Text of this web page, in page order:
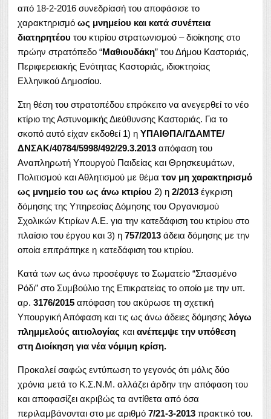
από 18-2-2016 συνεδρίασή του αποφάσισε το
χαρακτηρισμό ως μνημείου και κατά συνέπεια
διατηρητέου του κτιρίου στρατωνισμού – διοίκησης στο
πρώην στρατόπεδο “Μαθιουδάκη” του Δήμου Καστοριάς,
Περιφερειακής Ενότητας Καστοριάς, ιδιοκτησίας
Ελληνικού Δημοσίου.
Στη θέση του στρατοπέδου επρόκειτο να ανεγερθεί το νέο
κτίριο της Αστυνομικής Διεύθυνσης Καστοριάς. Για το
σκοπό αυτό είχαν εκδοθεί 1) η ΥΠΑΙΘΠΑ/ΓΔΑΜΤΕ/
ΔΝΣΑΚ/40784/5998/492/29.3.2013 απόφαση του
Αναπληρωτή Υπουργού Παιδείας και Θρησκευμάτων,
Πολιτισμού και Αθλητισμού με θέμα τον μη χαρακτηρισμό
ως μνημείο του ως άνω κτιρίου 2) η 2/2013 έγκριση
δόμησης της Υπηρεσίας Δόμησης του Οργανισμού
Σχολικών Κτιρίων Α.Ε. για την κατεδάφιση του κτιρίου στο
πλαίσιο του έργου και 3) η 757/2013 άδεια δόμησης με την
οποία επιτράπηκε η κατεδάφιση του κτιρίου.
Κατά των ως άνω προσέφυγε το Σωματείο “Σπασμένο
Ρόδι” στο Συμβούλιο της Επικρατείας το οποίο με την υπ.
αρ. 3176/2015 απόφαση του ακύρωσε τη σχετική
Υπουργική Απόφαση και τις ως άνω άδειες δόμησης λόγω
πλημμελούς αιτιολογίας και ανέπεμψε την υπόθεση
στη Διοίκηση για νέα νόμιμη κρίση.
Προκαλεί σαφώς εντύπωση το γεγονός ότι μόλις δύο
χρόνια μετά το Κ.Σ.Ν.Μ. αλλάζει άρδην την απόφαση του
και αποφασίζει ακριβώς τα αντίθετα από όσα
περιλαμβάνονται στο με αριθμό 7/21-3-2013 πρακτικό του.